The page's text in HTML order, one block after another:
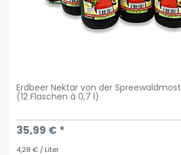
Erdbeer Nektar von der
(12 Flaschen à 0,7 l)
35,99 € *
4,28 € / Liter